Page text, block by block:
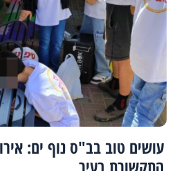
עושים טוב בב"ס נוף ים: